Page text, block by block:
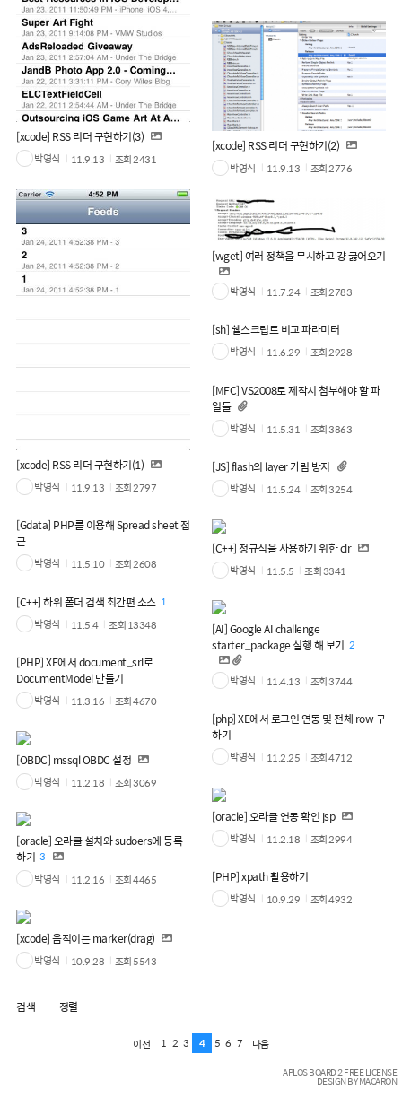
[xcode] RSS 리더 구현하기(3)
박영식 11.9.13 조회2431
[xcode] RSS 리더 구현하기(2)
박영식 11.9.13 조회2776
[xcode] RSS 리더 구현하기(1)
박영식 11.9.13 조회2797
[wget] 여러 정책을 무시하고 걍 긇어오기
박영식 11.7.24 조회2783
[sh] 쉘스크립트 비교 파라미터
박영식 11.6.29 조회2928
[MFC] VS2008로 제작시 첨부해야 할 파
일들
박영식 11.5.31 조회3863
[JS] flash의 layer 가림 방지
박영식 11.5.24 조회3254
[Gdata] PHP를 이용해 Spread sheet 접
근
박영식 11.5.10 조회2608
[C++] 정규식을 사용하기 위한 clr
박영식 11.5.5 조회3341
[C++] 하위 폴더 검색 최간편 소스 1
박영식
11.5.4 조회13348
[AI] Google AI challenge
starter_package 실행 해 보기 2
박영식 11.4.13 조회3744
[PHP] XE에서 document_srl로
DocumentModel 만들기
박영식 11.3.16 조회4670
[php] XE에서 로그인 연동 및 전체 row 구
하기
박영식 11.2.25 조회4712
[OBDC] mssql OBDC 설정
박영식 11.2.18 조회3069
[oracle] 오라클 연동 확인 jsp
박영식 11.2.18 조회2994
[oracle] 오라클 설치와 sudoers에 등록
하기 3
박영식
11.2.16 조회4465 [PHP] xpath 활용하기
박영식 10.9.29 조회4932
[xcode] 움직이는 marker(drag)
박영식 10.9.28 조회5543
검색 정렬
이전 1 2 3 4 5 6 7 다음
APLOS BOARD 2 FREE LICENSE
DESIGN BY MACARON